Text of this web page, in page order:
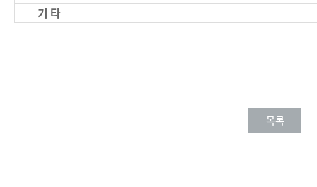
기 타
목록